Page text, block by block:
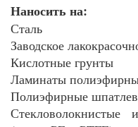
Наносить на:
Сталь
Заводское
Кислотные грунты
Ламинаты
Полиэфирные
Стекловолокнистые